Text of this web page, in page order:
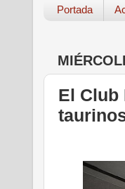
Portada
El Club